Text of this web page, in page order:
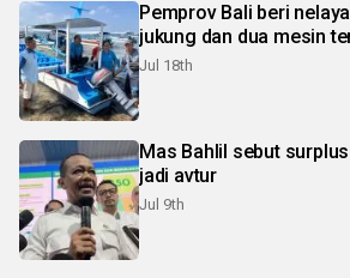
Pemprov Bali beri
jukung dan dua mesin
Jul 18th
Mas Bahlil sebut
jadi avtur
Jul 9th